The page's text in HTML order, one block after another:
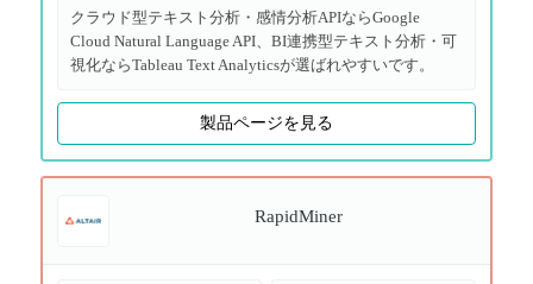
クラウド型テキスト分析・感情分析APIならGoogle
Cloud Natural Language API、BI連携型テキスト分析・可
視化ならTableau Text Analyticsが選ばれやすいです。
製品ページを見る
RapidMiner